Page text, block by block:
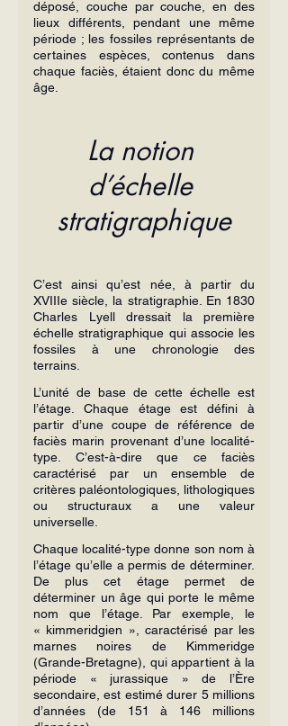
déposé, couche par couche, en des
lieux différents, pendant une même
période ; les fossiles représentants de
certaines espèces, contenus dans
chaque faciès, étaient donc du même
âge.
La notion
d’échelle
stratigraphique
C’est ainsi qu’est née, à partir du
XVIIIe siècle, la stratigraphie. En 1830
Charles Lyell dressait la première
échelle stratigraphique qui associe les
fossiles à une chronologie des
terrains.
L’unité de base de cette échelle est
l’étage. Chaque étage est défini à
partir d’une coupe de référence de
faciès marin provenant d’une localité-
type. C’est-à-dire que ce faciès
caractérisé par un ensemble de
critères paléontologiques, lithologiques
ou structuraux a une valeur
universelle.
Chaque localité-type donne son nom à
l’étage qu’elle a permis de déterminer.
De plus cet étage permet de
déterminer un âge qui porte le même
nom que l’étage. Par exemple, le
« kimmeridgien », caractérisé par les
marnes noires de Kimmeridge
(Grande-Bretagne), qui appartient à la
période « jurassique » de l’Ère
secondaire, est estimé durer 5 millions
d’années (de 151 à 146 millions